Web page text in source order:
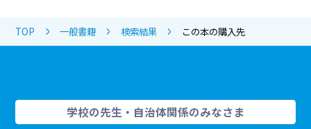
TOP 一般書籍 検索結果 この本の購入先
学校の先生・自治体関係のみなさま